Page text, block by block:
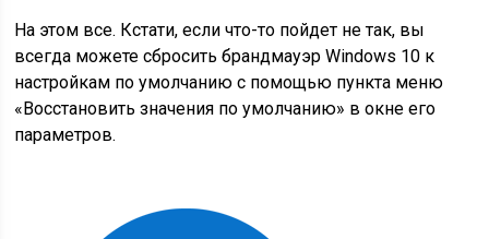
На этом все. Кстати, если что-то пойдет не так, вы
всегда можете сбросить брандмауэр Windows 10 к
настройкам по умолчанию с помощью пункта меню
«Восстановить значения по умолчанию» в окне его
параметров.